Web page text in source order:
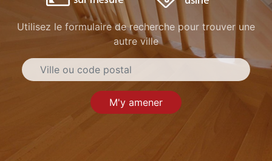
Utilisez le formulaire de recherche pour trouver une
autre ville
M'y amener